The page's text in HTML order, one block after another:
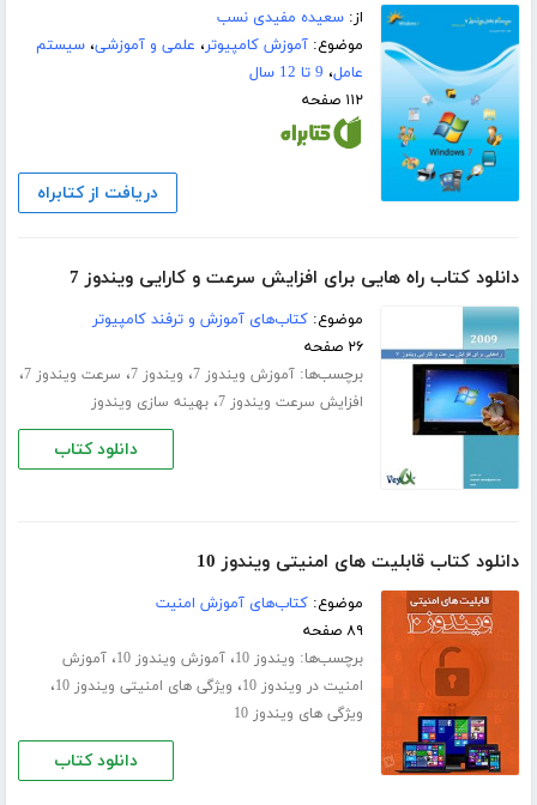
از:سعیده مفیدی نسب
موضوع:آموزش کامپیوتر، علمی و آموزشی،سیستم
عامل، 9 تا 12 سال
۱۱۲ صفحه
دریافت از کتابراه
دانلود کتاب راه هایی برای افزایش سرعت و کارایی ویندوز 7
موضوع:کتاب‌های آموزش و ترفند کامپیوتر
۲۶ صفحه
برچسب‌ها:آموزش ویندوز 7 ، ویندوز 7 ، سرعت ویندوز 7 ،
افزایش سرعت ویندوز 7 ،بهینه سازی ویندوز
دانلود کتاب
دانلود کتاب قابلیت های امنیتی ویندوز 10
موضوع:کتاب‌های آموزش امنیت
۸۹ صفحه
برچسب‌ها: ویندوز 10 ،آموزش ویندوز 10 ،آموزش
امنیت در ویندوز 10
، ویژگی های امنیتی ویندوز 10 ،
ویژگی های ویندوز 10
دانلود کتاب